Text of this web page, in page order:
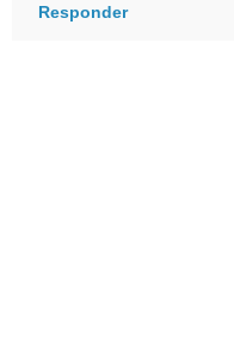
Responder